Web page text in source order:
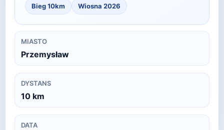
Bieg 10km Wiosna 2026
MIASTO
Przemysław
DYSTANS
10 km
DATA